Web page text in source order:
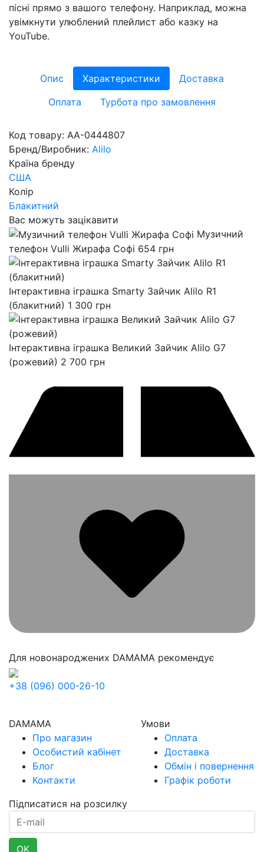
пісні прямо з вашого телефону. Наприклад, можна
увімкнути улюблений плейлист або казку на
YouTube.
Опис Характеристики
Доставка
Оплата
Турбота про замовлення
Код товару: AA-0444807
Бренд/Виробник: Alilo
Країна бренду
США
Колір
Блакитний
Вас можуть зацікавити
Музичний
телефон Vulli Жирафа Софі 654 грн
Інтерактивна іграшка Smarty Зайчик Alilo R1
(блакитний) 1 300 грн
Інтерактивна іграшка Великий Зайчик Alilo G7
(рожевий) 2 700 грн
Для новонароджених DAMAMA рекомендує
+38 (096) 000-26-10
DAMAMA
Про магазин
Особистий кабінет
Блог
Контакти
Умови
Оплата
Доставка
Обмін і повернення
Графік роботи
Підписатися на розсилку
E-mail
OK